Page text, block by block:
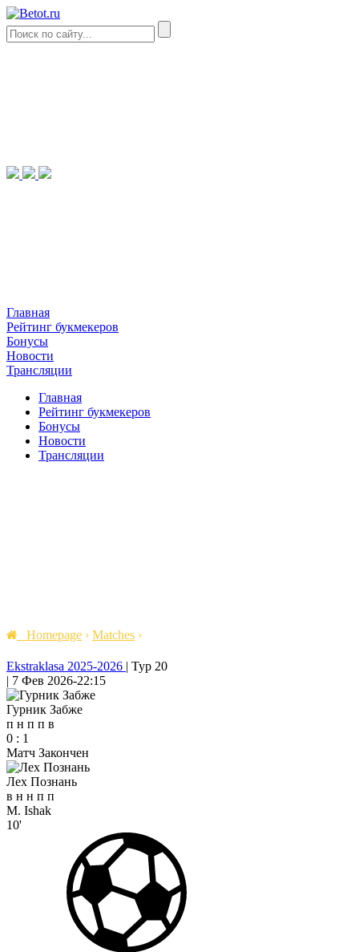
Главная
Рейтинг букмекеров
Бонусы
Новости
Трансляции
Главная
Рейтинг букмекеров
Бонусы
Новости
Трансляции
Homepage › Matches ›
Ekstraklasa 2025-2026 | Тур 20
| 7 Фев 2026-22:15
Гурник Забже
п н п п в
0 : 1
Матч Закончен
Лех Познань
в н н п п
M. Ishak
10'